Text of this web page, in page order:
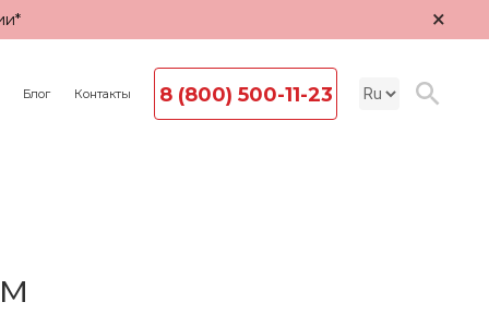
×
Блог Контакты 8 (800) 500-11-23